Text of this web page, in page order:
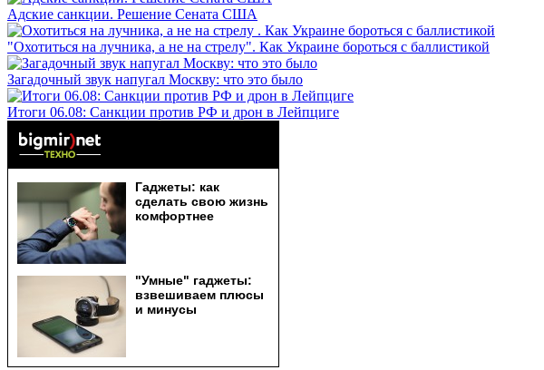
Адские санкции. Решение Сената США
"Охотиться на лучника, а не на стрелу". Как Украине бороться с баллистикой
Загадочный звук напугал Москву: что это было
Итоги 06.08: Санкции против РФ и дрон в Лейпциге